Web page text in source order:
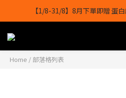
【1/8-31/8】8月下單即贈 蛋
【1/8-31/8】8月下單即贈 蛋
結帳輸入[gopowerhk]，可享全單
Home / 部落格列表